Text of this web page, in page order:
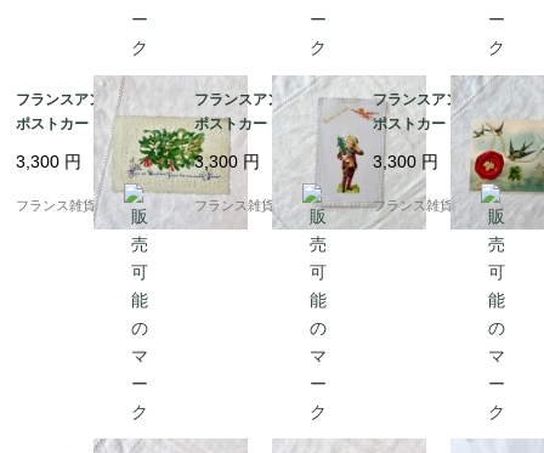
フランスアンティーク
ポストカード | エンボ
ス加工 ヤドリギ 幸運の
象徴 | 1900年代初頭
（F004）
3,300 円
フランス雑貨chouchou
フランスアンティーク
ポストカード | ヴィク
トリアン調 花束を持っ
た男の子 未使用 | 1900
年代初頭（F004）
3,300 円
フランス雑貨chouchou
フランスアンティーク
ポストカード | ノスタ
ルジックな風合い ツバ
メと四葉のクローバー |
1900年代初頭（I001）
3,300 円
フランス雑貨chouchou